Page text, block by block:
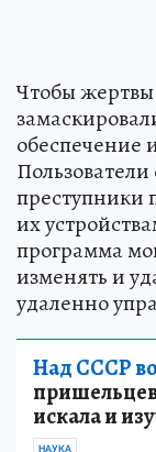
Чтобы
обеспечение
Пользователи
преступники
их
программа
изменять и
удаленно
Над СССР
искала и
НАУКА